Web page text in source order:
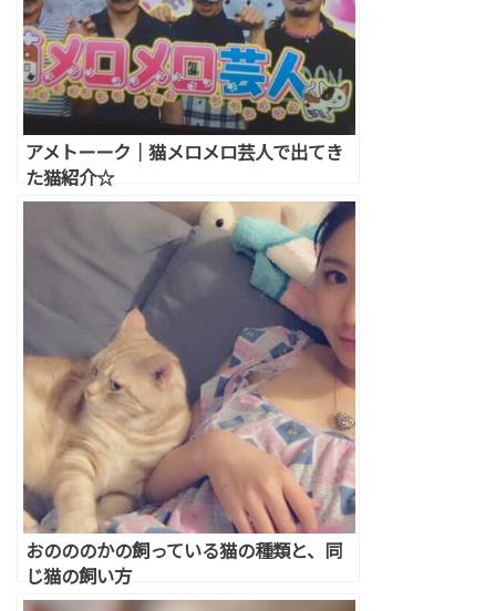
アメトーーク｜猫メロメロ芸人で出てき
た猫紹介☆
おのののかの飼っている猫の種類と、同
じ猫の飼い方